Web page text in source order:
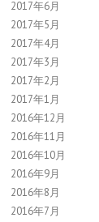
2017年6月
2017年5月
2017年4月
2017年3月
2017年2月
2017年1月
2016年12月
2016年11月
2016年10月
2016年9月
2016年8月
2016年7月